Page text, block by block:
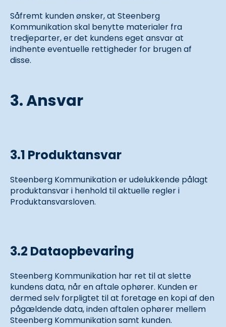
Såfremt kunden ønsker, at Steenberg
Kommunikation skal benytte materialer fra
tredjeparter, er det kundens eget ansvar at
indhente eventuelle rettigheder for brugen af
disse.
3. Ansvar
3.1 Produktansvar
Steenberg Kommunikation er udelukkende pålagt
produktansvar i henhold til aktuelle regler i
Produktansvarsloven.
3.2 Dataopbevaring
Steenberg Kommunikation har ret til at slette
kundens data, når en aftale ophører. Kunden er
dermed selv forpligtet til at foretage en kopi af den
pågældende data, inden aftalen ophører mellem
Steenberg Kommunikation samt kunden.